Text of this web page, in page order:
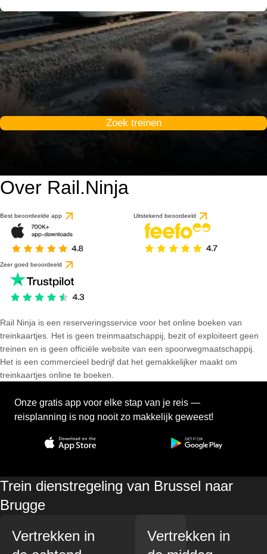
Zoek treinen
Over Rail.Ninja
Best beoordeelde app Uitstekend beoordeeld
Zeer goed beoordeeld
Rail Ninja is een reserveringsservice voor het online boeken van
treinkaartjes. Het is geen treinmaatschappij, bezit of exploiteert geen
treinen en is geen officiële website van een spoorwegmaatschappij.
Het is een commercieel bedrijf dat het gemakkelijker maakt om
treinkaartjes online te boeken.
Onze gratis app voor elke stap van je reis —
reisplanning is nog nooit zo makkelijk geweest!
Trein dienstregeling van Brussel naar
Brugge
Vertrekken in
Vertrekken in
gebaseerd op 1